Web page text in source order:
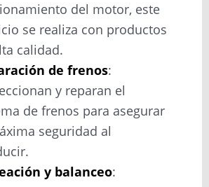
del motor, este
se realiza con productos
calidad.
de frenos:
y reparan el
de frenos para asegurar
seguridad al
y balanceo: